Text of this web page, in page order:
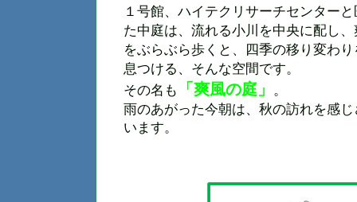
１号館、ハイテクリサーチセンター
た中庭は、流れる小川を中央に配し
をぶらぶら歩くと、四季の移り変わ
息つける、そんな空間です。
その名も
「爽風の庭」 。
雨のあがった今朝は、秋の訪れを感
います。